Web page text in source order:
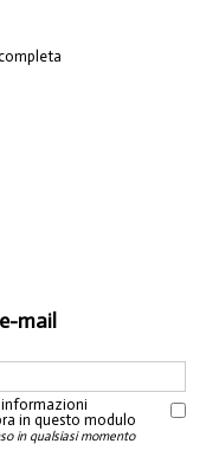
mail
informazioni
in questo modulo
in qualsiasi momento